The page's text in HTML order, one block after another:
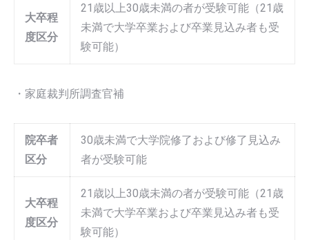
大卒程
度区分
21歳以上30歳未満の者が受験可能（21歳
未満で大学卒業および卒業見込み者も受
験可能）
・家庭裁判所調査官補
院卒者
区分
30歳未満で大学院修了および修了見込み
者が受験可能
大卒程
度区分
21歳以上30歳未満の者が受験可能（21歳
未満で大学卒業および卒業見込み者も受
験可能）